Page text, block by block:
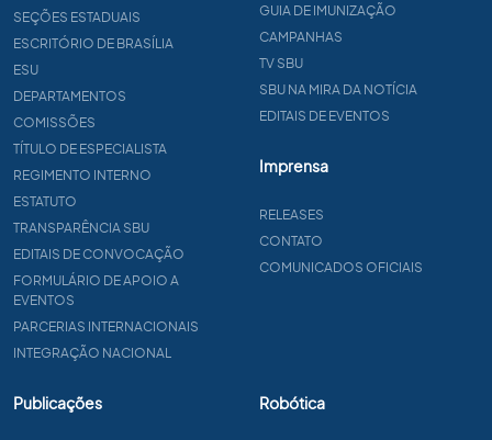
SEÇÕES ESTADUAIS
ESCRITÓRIO DE BRASÍLIA
ESU
DEPARTAMENTOS
COMISSÕES
TÍTULO DE ESPECIALISTA
REGIMENTO INTERNO
ESTATUTO
TRANSPARÊNCIA SBU
EDITAIS DE CONVOCAÇÃO
FORMULÁRIO DE APOIO A
EVENTOS
PARCERIAS INTERNACIONAIS
INTEGRAÇÃO NACIONAL
GUIA DE IMUNIZAÇÃO
CAMPANHAS
TV SBU
SBU NA MIRA DA NOTÍCIA
EDITAIS DE EVENTOS
Imprensa
RELEASES
CONTATO
COMUNICADOS OFICIAIS
Publicações Robótica